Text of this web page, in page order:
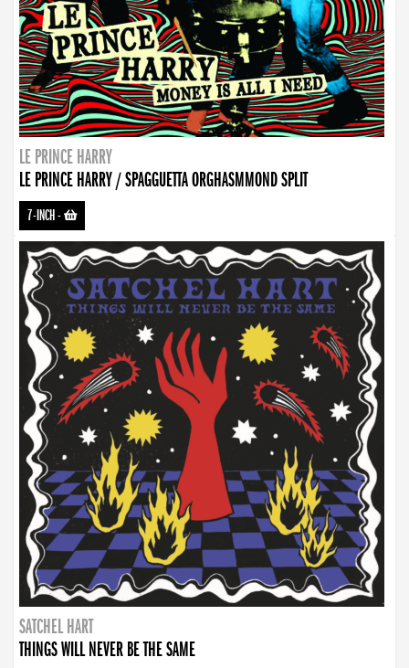
LE PRINCE HARRY
LE PRINCE HARRY / SPAGGUETTA ORGHASMMOND SPLIT
7-INCH-
SATCHEL HART
THINGS WILL NEVER BE THE SAME